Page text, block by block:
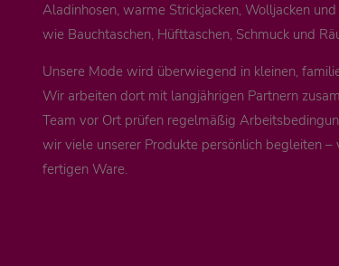
Aladinhosen, warme Strickjacken, Wolljacken
wie Bauchtaschen, Hüfttaschen, Schmuck und
Unsere Mode wird überwiegend in kleinen,
Wir arbeiten dort mit langjährigen Partnern
Team vor Ort prüfen regelmäßig
wir viele unserer Produkte persönlich begleiten
fertigen Ware.